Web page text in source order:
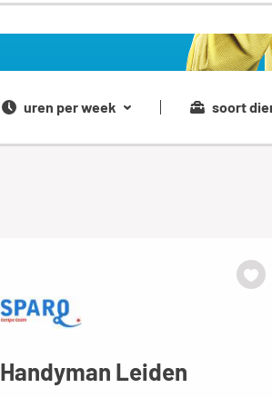
uren per week soort
Handyman Leiden